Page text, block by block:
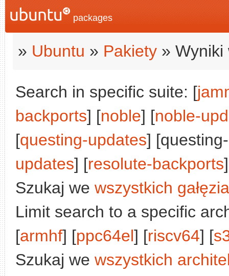
packages
» Ubuntu » Pakiety » Wyniki
Search in specific suite: [
backports] [noble] [noble-
[questing-updates]
updates] [resolute-backports
Szukaj we wszystkich
Limit search to a specific
[armhf] [ppc64el] [riscv64] [
Szukaj we wszystkich